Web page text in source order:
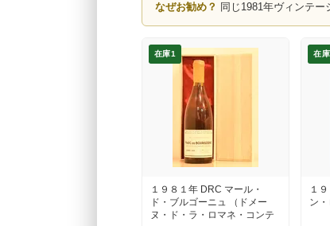
なぜお勧め？ 同じ1981年ヴィンテー
在庫1
１９８１年 DRC マール・
ド・ブルゴーニュ （ドメー
ヌ・ド・ラ・ロマネ・コンテ
在
１
ン